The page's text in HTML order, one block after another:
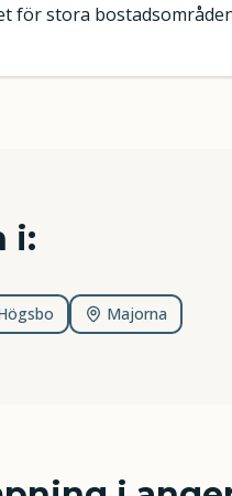
för stora
i:
Majorna